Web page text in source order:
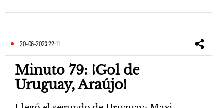
20-06-2023 22:11
Minuto 79: ¡Gol de
Uruguay, Araújo!